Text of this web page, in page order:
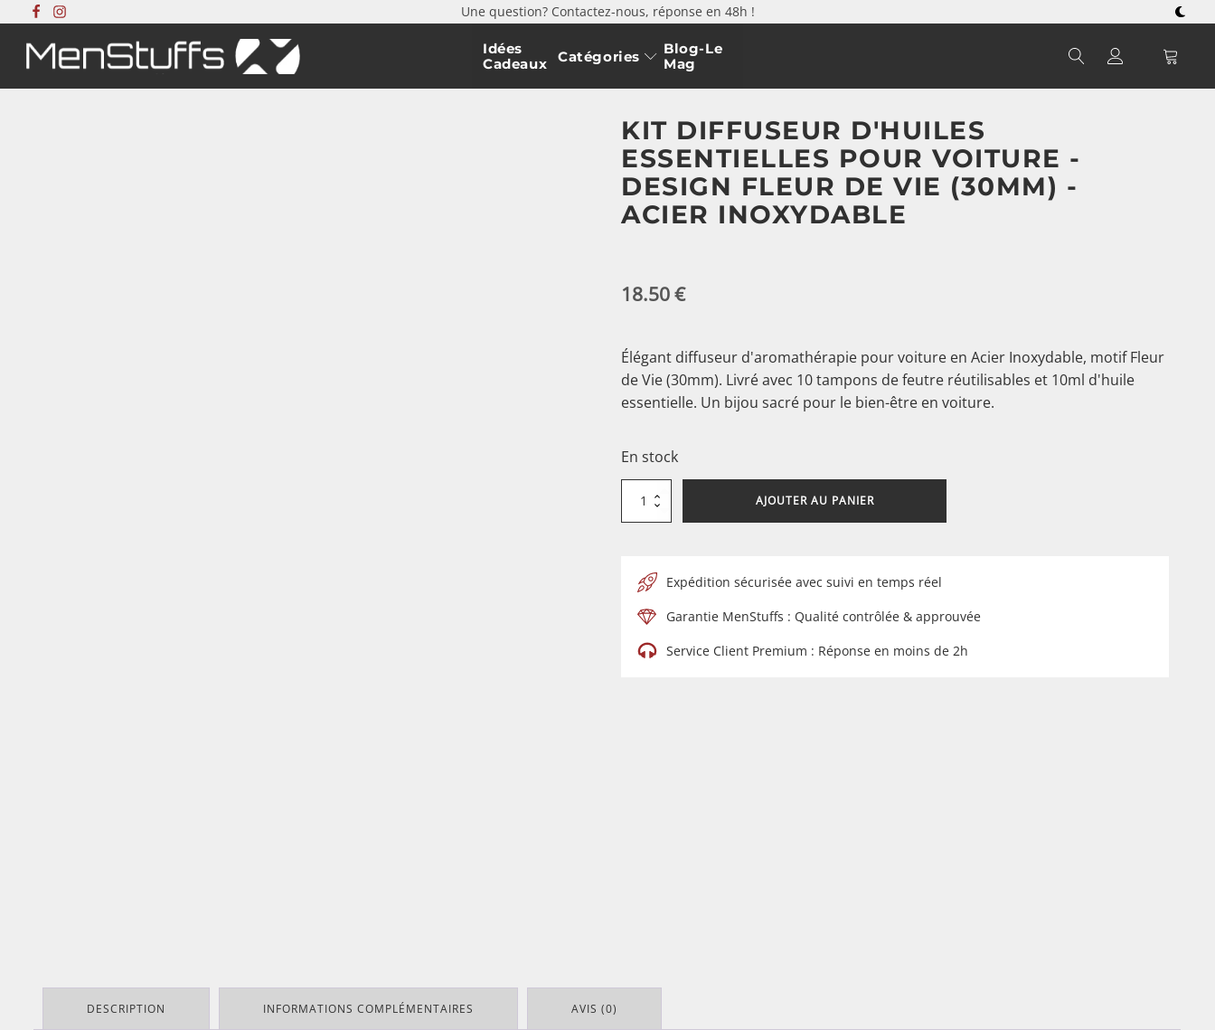
Une question? Contactez-nous, réponse en 48h !
Idées
Cadeaux
Catégories
Blog-Le
Mag
KIT DIFFUSEUR D'HUILES
ESSENTIELLES POUR VOITURE -
DESIGN FLEUR DE VIE (30MM) -
ACIER INOXYDABLE
18.50€
Élégant diffuseur d'aromathérapie pour voiture en Acier Inoxydable, motif Fleur
de Vie (30mm). Livré avec 10 tampons de feutre réutilisables et 10ml d'huile
essentielle. Un bijou sacré pour le bien-être en voiture.
En stock
quantité
Diffuseur
Voiture
Fleur
(30mm)
AJOUTER AU PANIER
Expédition sécurisée avec suivi en temps réel
Garantie MenStuffs : Qualité contrôlée & approuvée
Service Client Premium : Réponse en moins de 2h
DESCRIPTION INFORMATIONS COMPLÉMENTAIRES AVIS (0)